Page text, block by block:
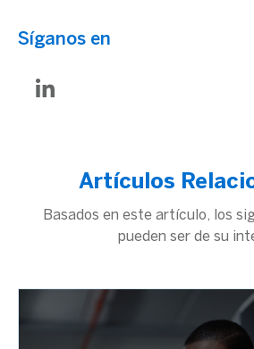
Síganos en
Artículos
Basados en este artículo, los
pueden ser de su